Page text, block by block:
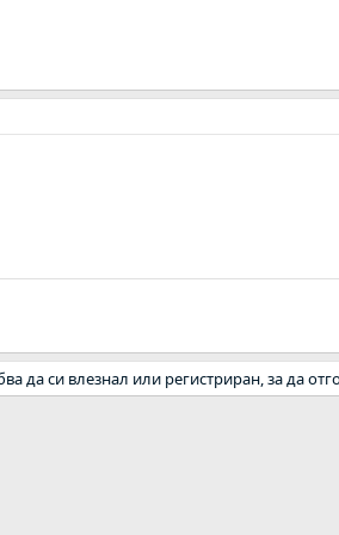
да си влезнал или регистриран, за да